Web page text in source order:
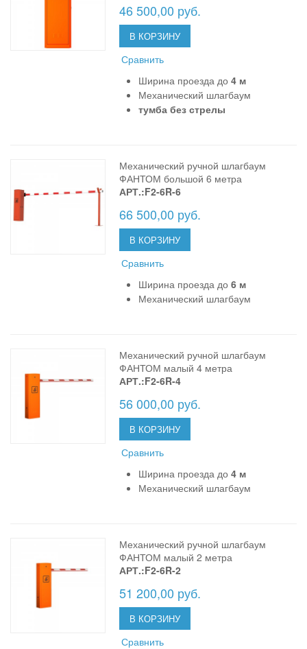
46 500,00 руб.
В КОРЗИНУ
Сравнить
Ширина проезда до4 м
Механический шлагбаум
тумба без стрелы
Механический ручной шлагбаум
ФАНТОМ большой 6 метра
АРТ.:F2-6R-6
66 500,00 руб.
В КОРЗИНУ
Сравнить
Ширина проезда до6 м
Механический шлагбаум
Механический ручной шлагбаум
ФАНТОМ малый 4 метра
АРТ.:F2-6R-4
56 000,00 руб.
В КОРЗИНУ
Сравнить
Ширина проезда до4 м
Механический шлагбаум
Механический ручной шлагбаум
ФАНТОМ малый 2 метра
АРТ.:F2-6R-2
51 200,00 руб.
В КОРЗИНУ
Сравнить